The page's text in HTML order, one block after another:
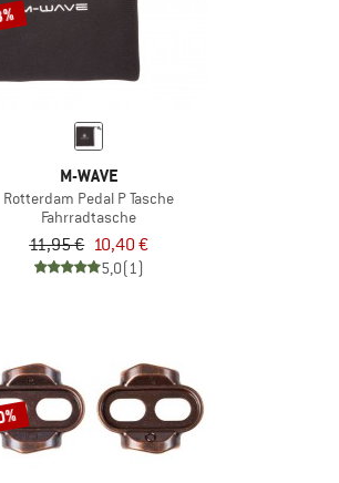
M-WAVE
Rotterdam Pedal P Tasche
Fahrradtasche
11,95 € 10,40 €
5,0(1)